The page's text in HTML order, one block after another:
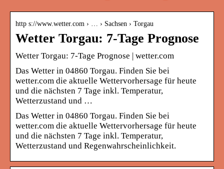
http s://www.wetter.com › … › Sachsen › Torgau
Wetter Torgau: 7-Tage Prognose
Wetter Torgau: 7-Tage Prognose | wetter.com
Das Wetter in 04860 Torgau. Finden Sie bei
wetter.com die aktuelle Wettervorhersage für heute
und die nächsten 7 Tage inkl. Temperatur,
Wetterzustand und …
Das Wetter in 04860 Torgau. Finden Sie bei
wetter.com die aktuelle Wettervorhersage für heute
und die nächsten 7 Tage inkl. Temperatur,
Wetterzustand und Regenwahrscheinlichkeit.